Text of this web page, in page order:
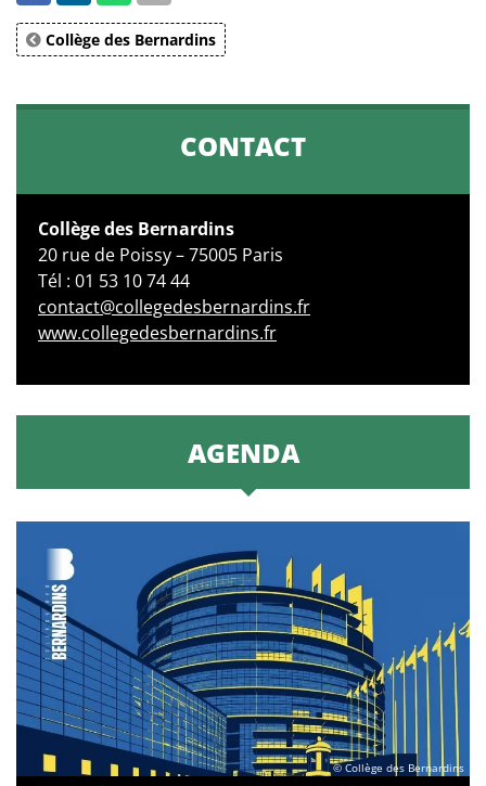
Collège des Bernardins
CONTACT
Collège des Bernardins
20 rue de Poissy – 75005 Paris
Tél : 01 53 10 74 44
contact@collegedesbernardins.fr
www.collegedesbernardins.fr
AGENDA
© Collège des Bernardins